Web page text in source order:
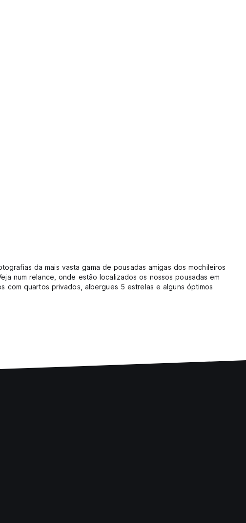
da mais vasta gama de pousadas amigas dos mochileiros
num relance, onde estão localizados os nossos pousadas em
com quartos privados, albergues 5 estrelas e alguns óptimos